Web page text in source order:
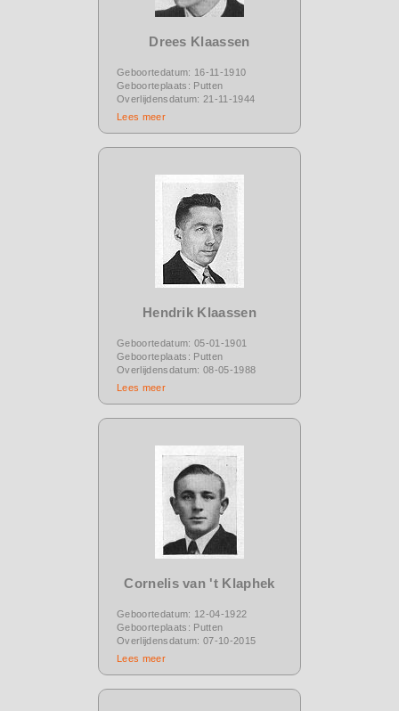
Drees Klaassen
Geboortedatum: 16-11-1910
Geboorteplaats: Putten
Overlijdensdatum: 21-11-1944
Lees meer
Hendrik Klaassen
Geboortedatum: 05-01-1901
Geboorteplaats: Putten
Overlijdensdatum: 08-05-1988
Lees meer
Cornelis van 't Klaphek
Geboortedatum: 12-04-1922
Geboorteplaats: Putten
Overlijdensdatum: 07-10-2015
Lees meer